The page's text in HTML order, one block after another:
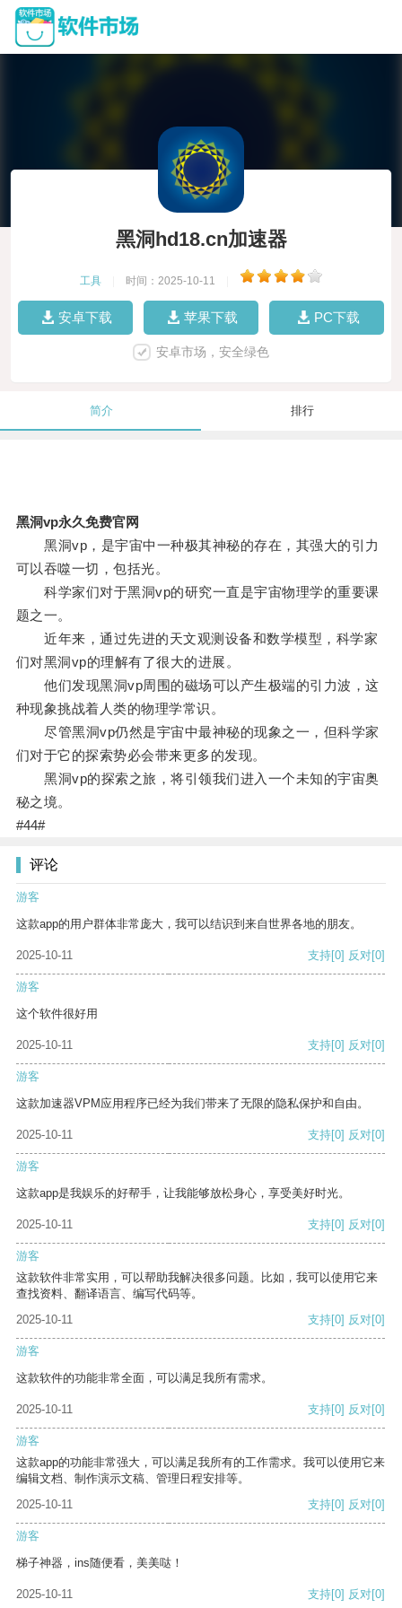
黑洞hd18.cn加速器
工具 时间：2025-10-11
安卓下载 苹果下载 PC下载
安卓市场，安全绿色
简介 排行
黑洞vp永久免费官网
黑洞vp，是宇宙中一种极其神秘的存在，其强大的引力
可以吞噬一切，包括光。
科学家们对于黑洞vp的研究一直是宇宙物理学的重要课
题之一。
近年来，通过先进的天文观测设备和数学模型，科学家
们对黑洞vp的理解有了很大的进展。
他们发现黑洞vp周围的磁场可以产生极端的引力波，这
种现象挑战着人类的物理学常识。
尽管黑洞vp仍然是宇宙中最神秘的现象之一，但科学家
们对于它的探索势必会带来更多的发现。
黑洞vp的探索之旅，将引领我们进入一个未知的宇宙奥
秘之境。
#44#
评论
游客
这款app的用户群体非常庞大，我可以结识到来自世界各地的朋友。
2025-10-11 支持[0] 反对[0]
游客
这个软件很好用
2025-10-11 支持[0] 反对[0]
游客
这款加速器VPM应用程序已经为我们带来了无限的隐私保护和自由。
2025-10-11 支持[0] 反对[0]
游客
这款app是我娱乐的好帮手，让我能够放松身心，享受美好时光。
2025-10-11 支持[0] 反对[0]
游客
这款软件非常实用，可以帮助我解决很多问题。比如，我可以使用它来
查找资料、翻译语言、编写代码等。
2025-10-11
支持[0] 反对[0]
游客
这款软件的功能非常全面，可以满足我所有需求。
2025-10-11 支持[0] 反对[0]
游客
这款app的功能非常强大，可以满足我所有的工作需求。我可以使用它来
编辑文档、制作演示文稿、管理日程安排等。
2025-10-11
支持[0] 反对[0]
游客
梯子神器，ins随便看，美美哒！
2025-10-11 支持[0] 反对[0]